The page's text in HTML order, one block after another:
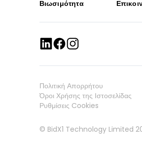
Βιωσιμότητα
Πολιτική Απορρήτου
Όροι Χρήσης της Ιστοσελίδας
Ρυθμίσεις Cookies
© BidX1 Technology Limited